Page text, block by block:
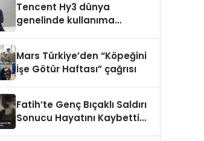
Tencent Hy3 dünya
genelinde kullanıma
Mars Türkiye’den “Köpeğini
İşe Götür Haftası” çağrısı
Fatih’te Genç Bıçaklı Saldırı
Sonucu Hayatını Kaybetti